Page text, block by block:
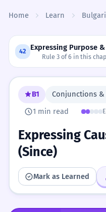
Home Learn
42 Expressing Purpose &
Rule 3 of 6 in this
B1
Conjunctions
1 min read
Expressing
(Since)
Mark as Learned